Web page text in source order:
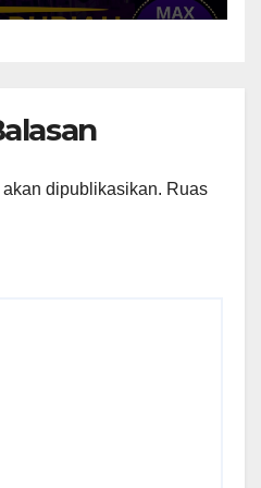
Pendaftaran
dipublikasikan. Ruas